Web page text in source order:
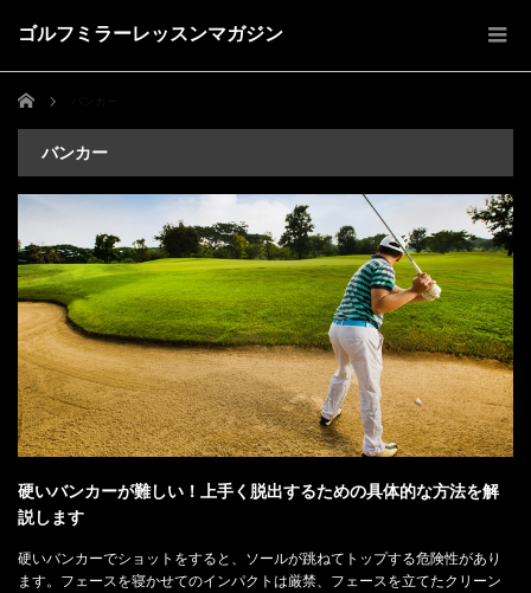
ゴルフミラーレッスンマガジン
ホーム
バンカー
硬いバンカーが難しい！上手く脱出するための具体的な方法を解
説します
硬いバンカーでショットをすると、ソールが跳ねてトップする危険性があり
ます。フェースを寝かせてのインパクトは厳禁、フェースを立てたクリーン